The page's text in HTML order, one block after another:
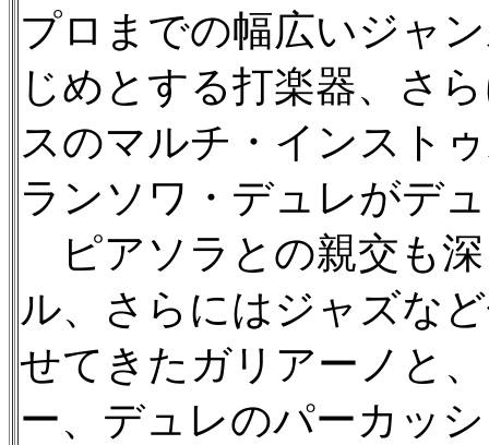
プロまでの幅広いジャ
じめとする打楽器、さ
スのマルチ・インスト
ランソワ・デュレがデ
ピアソラとの親交も
ル、さらにはジャズな
せてきたガリアーノと
ー、デュレのパーカッ